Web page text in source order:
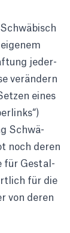
jeder­
verän­dern
eines
Schwä­
noch deren
für Gestal­
für die
von deren